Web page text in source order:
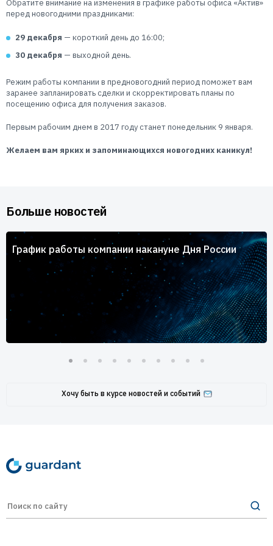
Новости
Мероприятия
Пресс-кит
Пользователям
Обратите внимание на изменения в графике работы офиса «Актив»
перед новогодними праздниками:
29 декабря — короткий день до 16:00;
30 декабря — выходной день.
Режим работы компании в предновогодний период поможет вам
заранее запланировать сделки и скорректировать планы по
посещению офиса для получения заказов.
Первым рабочим днем в 2017 году станет понедельник 9 января.
Желаем вам ярких и запоминающихся новогодних каникул!
Больше новостей
График работы компании накануне Дня России
Хочу быть в курсе новостей и событий